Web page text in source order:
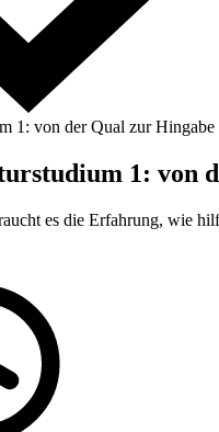
1: von der Qual zur Hingabe
1: von
es die Erfahrung, wie